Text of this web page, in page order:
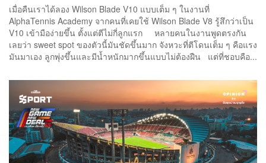
เมื่อคืนเราได้ลอง Wilson Blade V10 แบบเต็ม ๆ ในงานที่
AlphaTennis Academy จากคนที่เคยใช้ Wilson Blade V8 รู้สึกว่าเป็น
V10 เข้ามือง่ายขึ้น ตั้งแต่ตีไม่กี่ลูกแรก หลายคนในงานพูดตรงกัน
เลยว่า sweet spot ของตัวนี้มันชัดขึ้นมาก จังหวะที่ตีโดนเต็ม ๆ คือแรง
มันมาเอง ลูกพุ่งขึ้นและมีน้ำหนักมากขึ้นแบบไม่ต้องฝืน แต่ที่ชอบคือ...